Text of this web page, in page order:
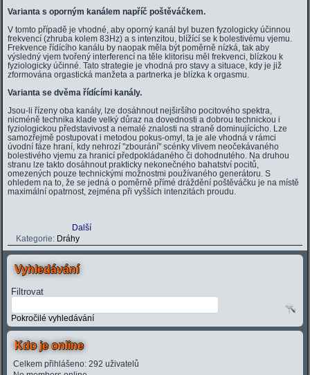
Varianta s oporným kanálem napříč poštěváčkem.
V tomto případě je vhodné, aby oporný kanál byl buzen fyzologicky účinnou
frekvencí (zhruba kolem 83Hz) a s intenzitou, blížící se k bolestivému vjemu.
Frekvence řídícího kanálu by naopak měla být poměrně nízká, tak aby
výsledný vjem tvořený interferencí na těle klitorisu měl frekvenci, blízkou k
fyziologicky účinné. Tato strategie je vhodná pro stavy a situace, kdy je již
zformována orgastická manžeta a partnerka je blízka k orgasmu.
Varianta se dvěma řídícími kanály.
Jsou-li řízeny oba kanály, lze dosáhnout nejširšího pocitového spektra,
nicméně technika klade velký důraz na dovednosti a dobrou technickou i
fyziologickou představivost a nemalé znalosti na straně dominujícícho. Lze
samozřejmě postupovat i metodou pokus-omyl, ta je ale vhodná v rámci
úvodní fáze hraní, kdy nehrozí "zbourání" scénky vlivem neočekávaného
bolestivého vjemu za hranicí předpokládaného či dohodnutého. Na druhou
stranu lze takto dosáhnout prakticky nekonečného bahatství pocitů,
omezených pouze technickými možnostmi používaného generátoru. S
ohledem na to, že se jedná o poměrně přímé dráždění poštěváčku je na místě
maximální opatrnost, zejména při vyšších intenzitách proudu.
Další
Kategorie: Dráhy
Vyhledávání
Filtrovat
Pokročilé vyhledávání
Kdo je online
Celkem přihlášeno: 292 uživatelů